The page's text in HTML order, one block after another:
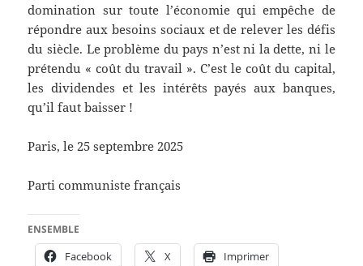
domination sur toute l’économie qui empêche de
répondre aux besoins sociaux et de relever les défis
du siècle. Le problème du pays n’est ni la dette, ni le
prétendu « coût du travail ». C’est le coût du capital,
les dividendes et les intérêts payés aux banques,
qu’il faut baisser !
Paris, le 25 septembre 2025
Parti communiste français
ENSEMBLE
Facebook X Imprimer